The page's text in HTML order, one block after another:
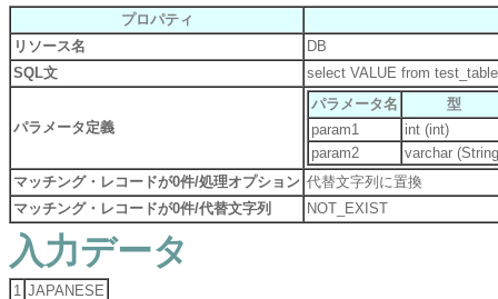
プロパティ
リソース名
DB
SQL文
select VALUE from
パラメータ定義
パラメータ名
型
param1
int (int)
param2
varchar
マッチング・レコードが0件/処理オプション 代替文字列に置換
マッチング・レコードが0件/代替文字列
NOT_EXIST
入力データ
1 JAPANESE